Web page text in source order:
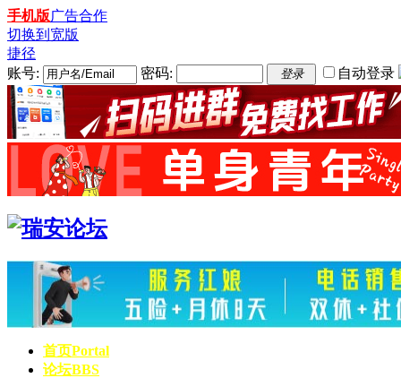
手机版广告合作
切换到宽版
捷径
账号:
密码: 登录 自动登录
首页Portal
论坛BBS